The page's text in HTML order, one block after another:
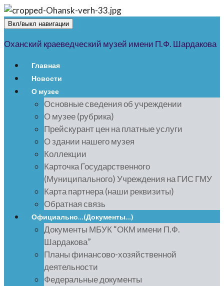
Вкл/выкл навигации
Оханский краеведческий музей имени П.Ф. Шардакова
Главная
Новости
О музее
Основные сведения об учреждении
О музее (рубрика)
Прейскурант цен на платные услуги
О здании нашего музея
Коллекции
Карточка Государственного
(Муниципального) Учреждения на ГИС ГМУ
Карта партнера (наши реквизиты)
Обратная связь
Официально…(Документы…)
Документы МБУК “ОКМ имени П.Ф.
Шардакова”
Планы финансово-хозяйственной
деятельности
Федеральные документы